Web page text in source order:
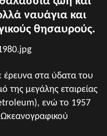
ναυάγια και
θησαυρούς.
έρευνα στα ύδατα του
της μεγάλης εταιρείας
ενώ το 1957